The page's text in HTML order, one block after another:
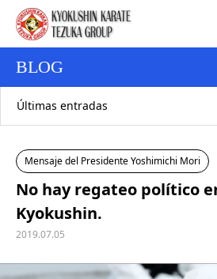
BLOG
Últimas entradas
Mensaje del Presidente Yoshimichi Mori
No hay regateo político
Kyokushin.
2019.07.05